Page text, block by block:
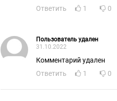
Ответить
1 0
Пользователь удален
31.10.2022
Комментарий удален
Ответить
1 0